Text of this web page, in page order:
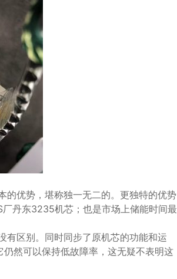
的优势，堪称独一无二的。更独特的优势
丹东3235机芯；也是市场上储能时间最
有区别。同时同步了原机芯的功能和运
然可以保持低故障率，这无疑不表明这